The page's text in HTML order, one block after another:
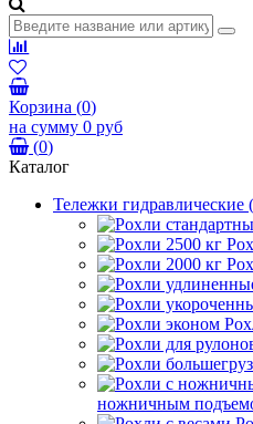
Корзина (0)
на сумму 0 руб
(0)
Каталог
Тележки гидравлические
ножничным